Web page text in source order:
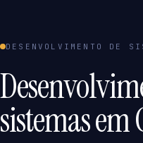
DESENVOLVIMENTO DE
sistemas em